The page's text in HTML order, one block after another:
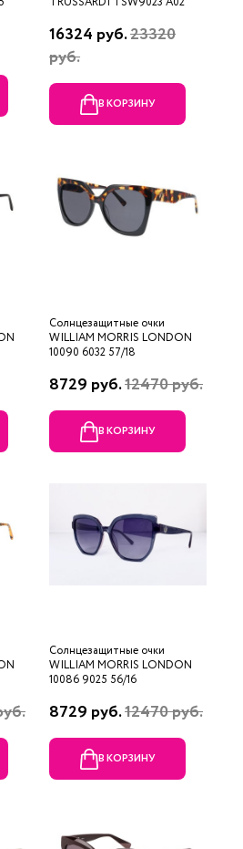
16324 руб.23320
руб.
В КОРЗИНУ
Солнцезащитные очки
WILLIAM MORRIS LONDON
10090 6032 57/18
8729 руб.12470 руб.
В КОРЗИНУ
Солнцезащитные очки
WILLIAM MORRIS LONDON
10086 9025 56/16
8729 руб.12470 руб.
В КОРЗИНУ